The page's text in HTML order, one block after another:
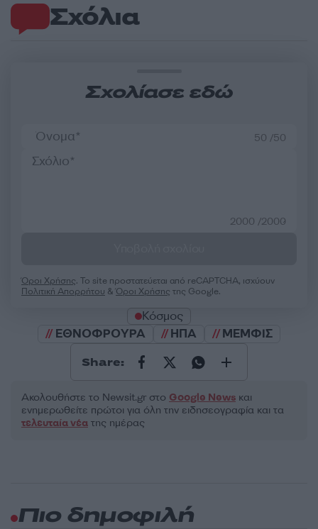
Σχόλια
Σχολίασε εδώ
50 /50
2000 /2000
Όροι Χρήσης. Το site προστατεύεται από reCAPTCHA, ισχύουν
Πολιτική Απορρήτου &Όροι Χρήσης της Google.
Κόσμος
ΕΘΝΟΦΡΟΥΡΑ
ΗΠΑ ΜΕΜΦΙΣ
Share:
Ακολουθήστε το Νewsit.gr στο Google News και
ενημερωθείτε πρώτοι για όλη την ειδησεογραφία και τα
τελευταία νέα της ημέρας
Πιο δημοφιλή